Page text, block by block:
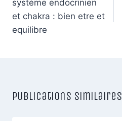
l’article
système endocrinien
et chakra : bien etre et
equilibre
Publications similaires